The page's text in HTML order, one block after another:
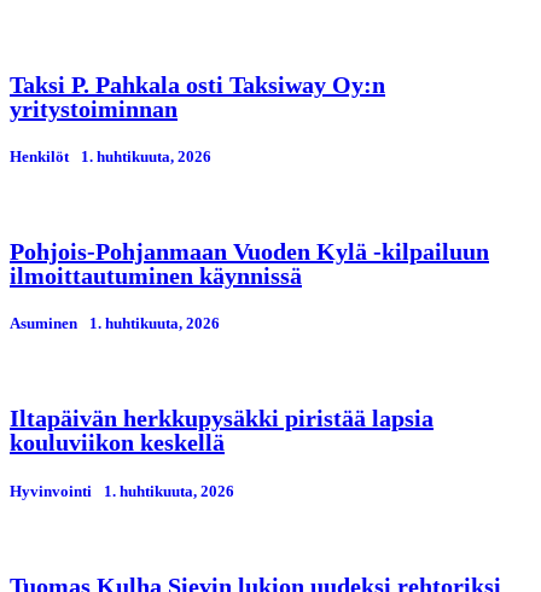
Taksi P. Pahkala osti Taksiway Oy:n
yritystoiminnan
Henkilöt 1. huhtikuuta, 2026
Pohjois-Pohjanmaan Vuoden Kylä -kilpailuun
ilmoittautuminen käynnissä
Asuminen 1. huhtikuuta, 2026
Iltapäivän herkkupysäkki piristää lapsia
kouluviikon keskellä
Hyvinvointi 1. huhtikuuta, 2026
Tuomas Kulha Sievin lukion uudeksi rehtoriksi